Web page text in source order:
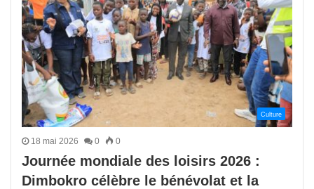
Culture
18 mai 2026 0 0
Journée mondiale des loisirs 2026 :
Dimbokro célèbre le bénévolat et la